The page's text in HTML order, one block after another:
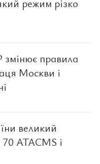
режим різко
змінює правила
Москви і
великий
ATACMS і